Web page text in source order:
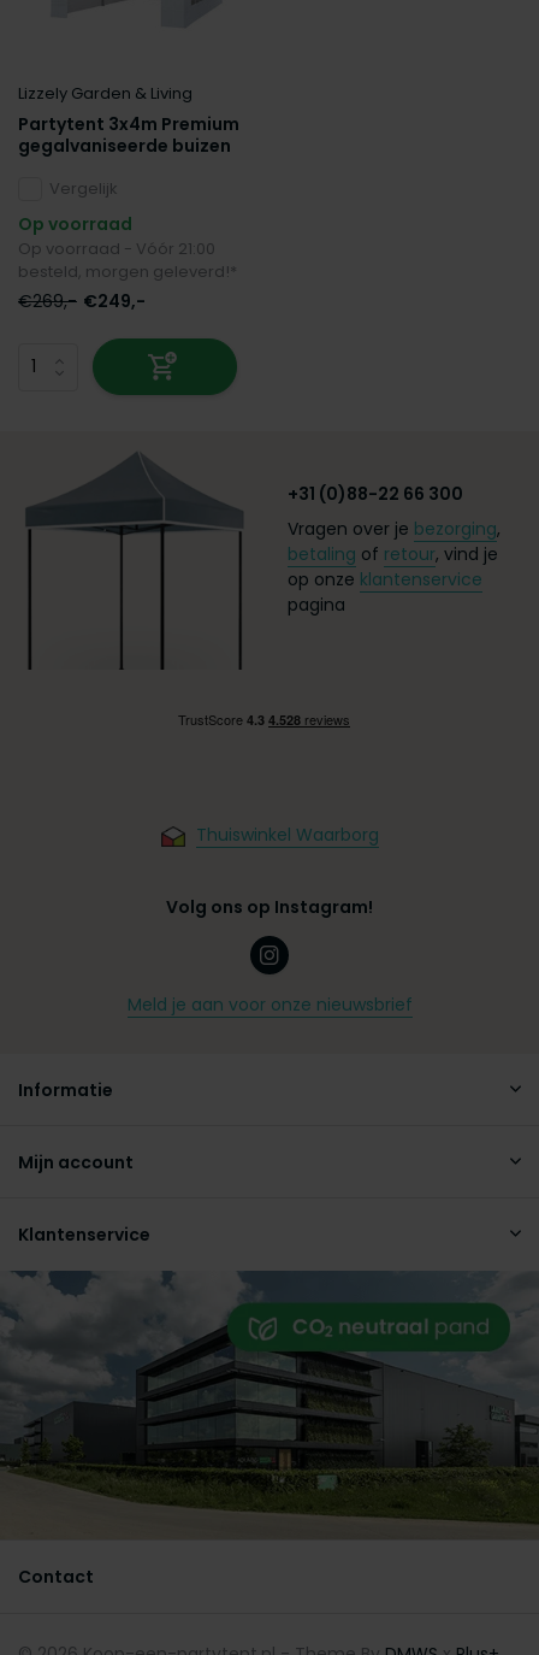
Lizzely Garden & Living
Partytent 3x4m Premium
gegalvaniseerde buizen
Vergelijk
Op voorraad
Op voorraad - Vóór 21:00
besteld, morgen geleverd!*
€269,- €249,-
+31 (0)88-22 66 300
Vragen over je bezorging,
betaling of retour, vind je
op onze klantenservice
pagina
Thuiswinkel Waarborg
Volg ons op Instagram!
Meld je aan voor onze nieuwsbrief
Informatie
Mijn account
Klantenservice
Contact